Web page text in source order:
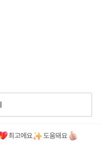
최고에요 도움돼요